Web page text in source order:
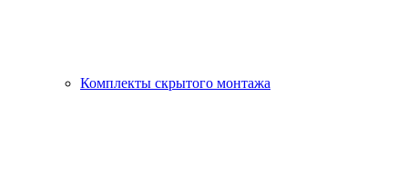
Комплекты скрытого монтажа